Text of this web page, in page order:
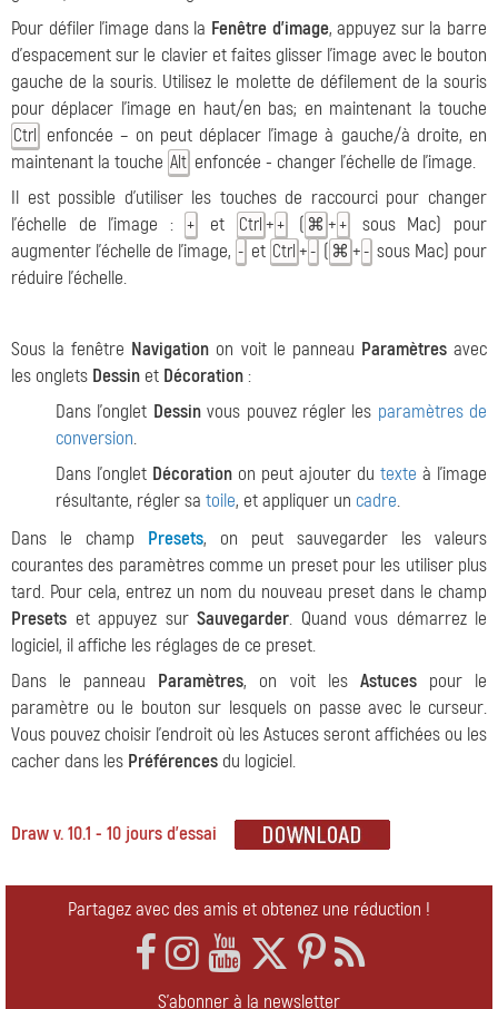
Pour défiler l'image dans la Fenêtre d'image, appuyez sur la barre
d'espacement sur le clavier et faites glisser l'image avec le bouton
gauche de la souris. Utilisez le molette de défilement de la souris
pour déplacer l'image en haut/en bas; en maintenant la touche
Ctrl enfoncée – on peut déplacer l'image à gauche/à droite, en
maintenant la touche Alt enfoncée - changer l'échelle de l'image.
Il est possible d'utiliser les touches de raccourci pour changer
l'échelle de l'image :
+ et Ctrl ++ ( ⌘ ++
sous Mac) pour
augmenter l'échelle de l'image, - et Ctrl +- ( ⌘ +- sous Mac) pour
réduire l'échelle.
Sous la fenêtre Navigation on voit le panneau Paramètresavec
les onglets Dessin et Décoration:
Dans l'onglet Dessinvous pouvez régler les paramètres de
conversion.
Dans l'onglet Décoration on peut ajouter du texte à l'image
résultante, régler sa toile, et appliquer un cadre.
Dans le champ Presets, on peut sauvegarder les valeurs
courantes des paramètres comme un preset pour les utiliser plus
tard. Pour cela, entrez un nom du nouveau preset dans le champ
Presets et appuyez sur Sauvegarder. Quand vous démarrez le
logiciel, il affiche les réglages de ce preset.
Dans le panneau Paramètres, on voit les Astucespour le
paramètre ou le bouton sur lesquels on passe avec le curseur.
Vous pouvez choisir l'endroit où les Astuces seront affichées ou les
cacher dans les Préférences du logiciel.
Draw v. 10.1 - 10 jours d'essai
Partagez avec des amis et obtenez une réduction !
S'abonner à la newsletter